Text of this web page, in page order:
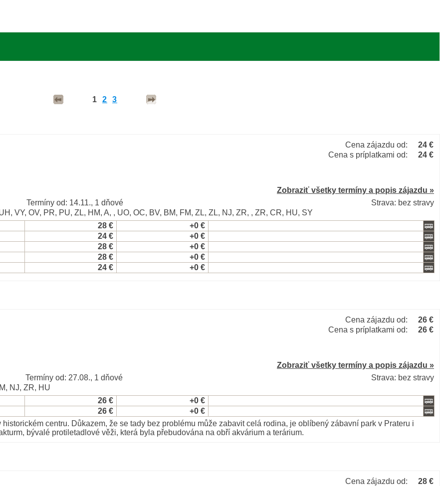
1 2 3
Cena zájazdu od:
24 €
Cena s príplatkami od:
24 €
Zobraziť všetky termíny a popis zájazdu »
Termíny od: 14.11., 1 dňové
Strava: bez stravy
VY, OV, PR, PU, ZL, HM, A, , UO, OC, BV, BM, FM, ZL, ZL, NJ, ZR, , ZR, CR, HU, SY
28 €
+0 €
24 €
+0 €
28 €
+0 €
28 €
+0 €
24 € +0 €
Cena zájazdu od:
26 €
Cena s príplatkami od:
26 €
Zobraziť všetky termíny a popis zájazdu »
Termíny od: 27.08., 1 dňové
Strava: bez stravy
NJ, ZR, HU
26 €
+0 €
26 €
+0 €
centru. Důkazem, že se tady bez problému může zabavit celá rodina, je oblíbený zábavní park v Prateru i
bývalé protiletadlové věži, která byla přebudována na obří akvárium a terárium.
Cena zájazdu od:
28 €